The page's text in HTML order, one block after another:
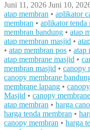
Juni 11, 2026 Juni 10,
atap membran • aplikator
membran • aplikator tenda
membran bandung • atap
atap membran masjid •
• atap membran pos • atap
atap membrane masjid •
membran masjid • canopy
canopy membrane
membrane lapang •
Masjid • canopy
atap membran • harga
harga tenda membran •
canopy membran • harga